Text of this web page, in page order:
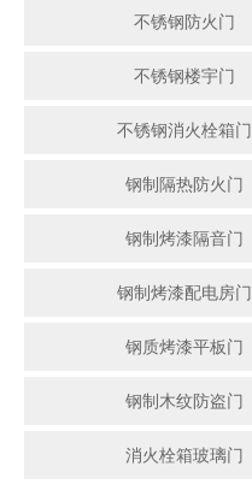
不锈钢防火门
不锈钢楼宇门
不锈钢消火栓箱门
钢制隔热防火门
钢制烤漆隔音门
钢制烤漆配电房门
钢质烤漆平板门
钢制木纹防盗门
消火栓箱玻璃门